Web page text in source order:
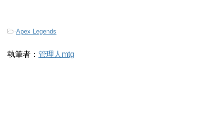
-Apex Legends
執筆者： 管理人mtg